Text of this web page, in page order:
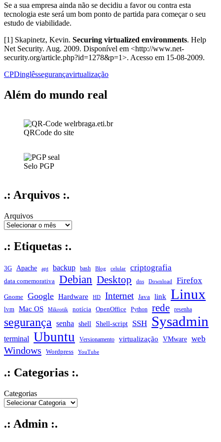
Se a sua empresa ainda não se decidiu a favor ou contra esta
tecnologia este será um bom ponto de partida para começar o seu
estudo de viabilidade.
[1] Skapinetz, Kevin. Securing virtualized environments. Help
Net Security. Aug. 2009. Disponível em <http://www.net-
security.org/article.php?id=1278&p=1>. Acesso em 15-08-2009.
CPDinglêssegurançavirtualização
Além do mundo real
QRCode do site
Selo PGP
.: Arquivos :.
Arquivos
.: Etiquetas :.
3G Apache apt backup bash Blog celular criptografia
data comemorativa Debian Desktop dns Download Firefox
Gnome Google Hardware HD Internet Java link Linux
lvm Mac OS Mikrotik notícia OpenOffice Python rede resenha
segurança senha shell Shell-script SSH Sysadmin
terminal Ubuntu Versionamento virtualização VMware web
Windows Wordpress YouTube
.: Categorias :.
Categorias
.: Admin :.